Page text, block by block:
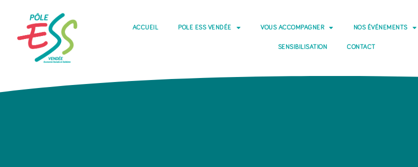
ACCUEIL PÔLE ESS VENDÉE VOUS ACCOMPAGNER NOS ÉVÉNEMENTS
SENSIBILISATION CONTACT